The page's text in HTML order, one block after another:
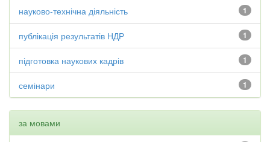
1
науково-технічна діяльність
1
публікація результатів НДР
1
підготовка наукових кадрів
1
семінари
за мовами